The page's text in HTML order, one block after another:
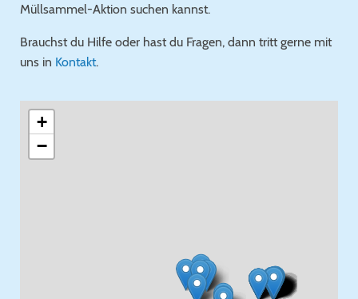
Müllsammel-Aktion suchen kannst.
Brauchst du Hilfe oder hast du Fragen, dann tritt gerne mit
uns in Kontakt.
+
−